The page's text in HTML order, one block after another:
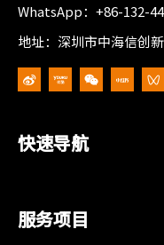
WhatsApp：+86-132-
地址：深圳市中海信创
快速导航
服务项目